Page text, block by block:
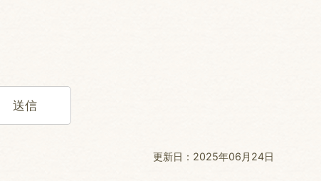
更新日：2025年06月24日